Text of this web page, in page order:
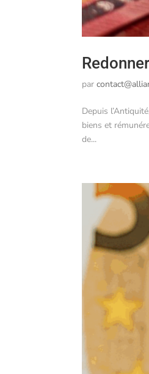
par
Depuis
biens et
de...